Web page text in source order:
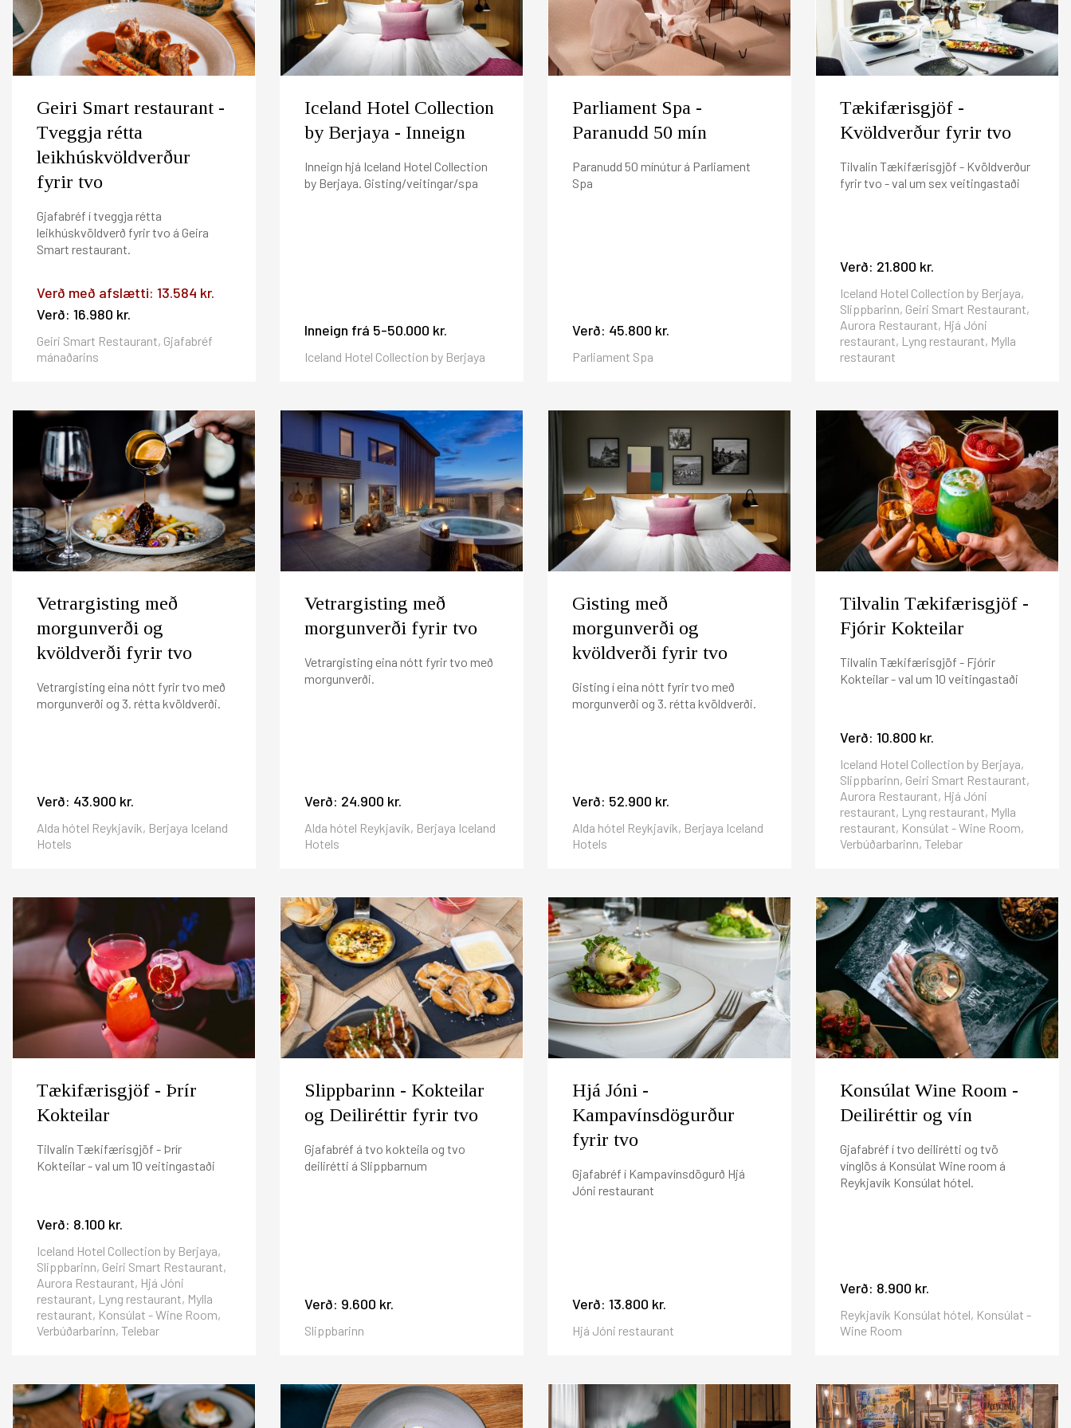
Afbókunarskilmálar: Vinsamlegast afbókið fyrir kl. 16:00, 24 klukkustundum fyrir komudag ef ekki er lengur þörf á bókuninni. Að öðrum kosti munum við taka
af gjafabréfinu afbókunargjald að því sem nemur verði einnar nætur.
Gistináttaskattur er ekki innifalinn í gjafabréfi og verður rukkaður við komu á hótelið. Gistináttaskatturinn 2025 er 800 kr per nótt.
Fyrir frekari upplýsingar vinsamlega hafið samband í síma 444 4000 eða á reservations(hjá)icehotels.is
Ef þú átt gjafabréf á Hilton Reykjavík Nordica, Vox, Hilton Reykjavík Spa, Reykjavík Natura eða Satt þá breytast þau í inneign hjá Iceland Hotel Collection by
Berjaya frá og með 1.september og gilda þannig í 4.ár frá útgáfudegi?
Iceland Hotel Collection
by Berjaya - Inneign
Inneign hjá Iceland Hotel Collection
by Berjaya. Gisting/veitingar/spa
Inneign frá 5-50.000 kr.
Iceland Hotel Collection by Berjaya
Parliament Spa -
Paranudd 50 mín
Paranudd 50 mínútur á Parliament
Spa
Verð: 45.800 kr.
Parliament Spa
Tækifærisgjöf -
Kvöldverður fyrir tvo
Tilvalin Tækifærisgjöf - Kvöldverður
fyrir tvo - val um sex veitingastaði
Verð: 21.800 kr.
Iceland Hotel Collection by Berjaya,
Slippbarinn, Geiri Smart Restaurant,
Aurora Restaurant, Hjá Jóni
restaurant, Lyng restaurant, Mylla
restaurant
Vetrargisting með
morgunverði og
kvöldverði fyrir tvo
Vetrargisting eina nótt fyrir tvo með
morgunverði og 3. rétta kvöldverði.
Verð: 43.900 kr.
Alda hótel Reykjavík, Berjaya Iceland
Hotels
Vetrargisting með
morgunverði fyrir tvo
Vetrargisting eina nótt fyrir tvo með
morgunverði.
Verð: 24.900 kr.
Alda hótel Reykjavík, Berjaya Iceland
Hotels
Gisting með
morgunverði og
kvöldverði fyrir tvo
Gisting í eina nótt fyrir tvo með
morgunverði og 3. rétta kvöldverði.
Verð: 52.900 kr.
Alda hótel Reykjavík, Berjaya Iceland
Hotels
Tilvalin Tækifærisgjöf -
Fjórir Kokteilar
Tilvalin Tækifærisgjöf - Fjórir
Kokteilar - val um 10 veitingastaði
Verð: 10.800 kr.
Iceland Hotel Collection by Berjaya,
Slippbarinn, Geiri Smart Restaurant,
Aurora Restaurant, Hjá Jóni
restaurant, Lyng restaurant, Mylla
restaurant, Konsúlat - Wine Room,
Verbúðarbarinn, Telebar
Tækifærisgjöf - Þrír
Kokteilar
Tilvalin Tækifærisgjöf - Þrír
Kokteilar - val um 10 veitingastaði
Verð: 8.100 kr.
Iceland Hotel Collection by Berjaya,
Slippbarinn, Geiri Smart Restaurant,
Aurora Restaurant, Hjá Jóni
restaurant, Lyng restaurant, Mylla
restaurant, Konsúlat - Wine Room,
Verbúðarbarinn, Telebar
Slippbarinn - Kokteilar
og Deiliréttir fyrir tvo
Gjafabréf á tvo kokteila og tvo
deilirétti á Slippbarnum
Verð: 9.600 kr.
Slippbarinn
Hjá Jóni -
Kampavínsdögurður
fyrir tvo
Gjafabréf í Kampavínsdögurð Hjá
Jóni restaurant
Verð: 13.800 kr.
Hjá Jóni restaurant
Konsúlat Wine Room -
Deiliréttir og vín
Gjafabréf í tvo deilirétti og tvö
vínglös á Konsúlat Wine room á
Reykjavík Konsúlat hótel.
Verð: 8.900 kr.
Reykjavík Konsúlat hótel, Konsúlat -
Wine Room
Geiri Smart restaurant -
Tveggja rétta
leikhúskvöldverður
fyrir tvo
Gjafabréf í tveggja rétta
leikhúskvöldverð fyrir tvo á Geira
Smart restaurant.
Verð með afslætti: 13.584 kr.
Verð: 16.980 kr.
Geiri Smart Restaurant, Gjafabréf
mánaðarins